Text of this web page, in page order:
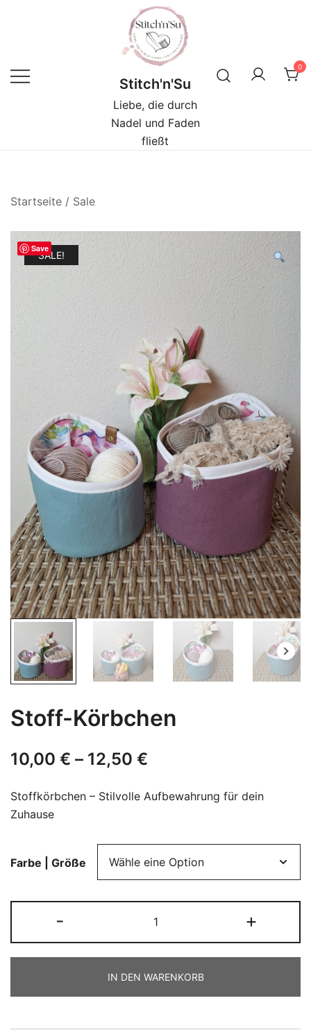
Stitch'n'Su
Liebe, die durch
Nadel und Faden
fließt
0
Startseite / Sale
SALE!
Save
Stoff-Körbchen
10,00 € – 12,50 €
Stoffkörbchen – Stilvolle Aufbewahrung für dein
Zuhause
Farbe | Größe
-
Körbchen
Menge
+
IN DEN WARENKORB